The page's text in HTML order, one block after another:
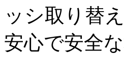
ッシ取り替
安心で安全